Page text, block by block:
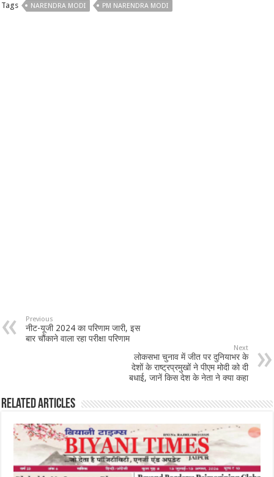
Tags NARENDRA MODI PM NARENDRA MODI
Previous
नीट-यूजी 2024 का परिणाम जारी, इस
बार चौंकाने वाला रहा परीक्षा परिणाम
Next
लोकसभा चुनाव में जीत पर दुनियाभर के
देशों के राष्ट्रप्रमुखों ने पीएम मोदी को दी
बधाई, जानें किस देश के नेता ने क्या कहा
Related Articles